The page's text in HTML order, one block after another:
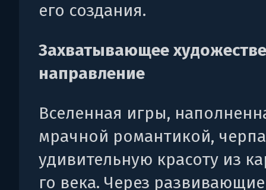
его создания.
Захватывающее
направление
Вселенная игры,
мрачной романтикой,
удивительную красоту из
го века. Через